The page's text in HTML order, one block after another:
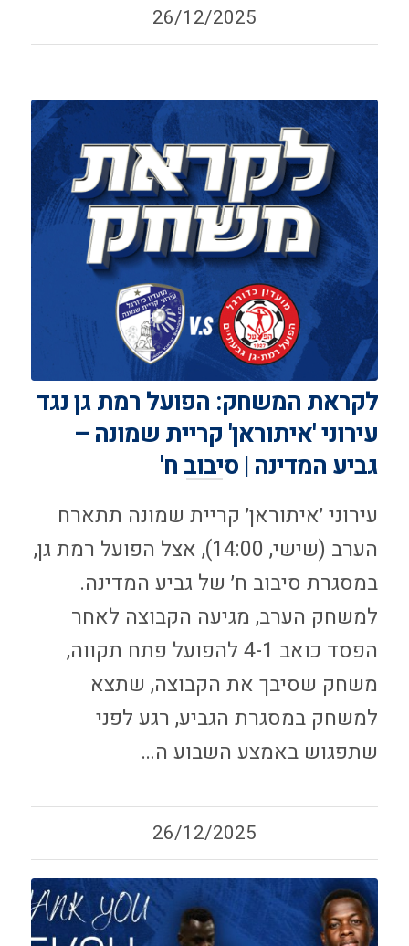
26/12/2025
לקראת המשחק: הפועל רמת גן נגד
עירוני 'איתוראן' קריית שמונה –
גביע המדינה | סיבוב ח'
עירוני ׳איתוראן׳ קריית שמונה תתארח
הערב (שישי, 14:00), אצל הפועל רמת גן,
במסגרת סיבוב ח׳ של גביע המדינה.
למשחק הערב, מגיעה הקבוצה לאחר
הפסד כואב 4-1 להפועל פתח תקווה,
משחק שסיבך את הקבוצה, שתצא
למשחק במסגרת הגביע, רגע לפני
שתפגוש באמצע השבוע ה…
26/12/2025